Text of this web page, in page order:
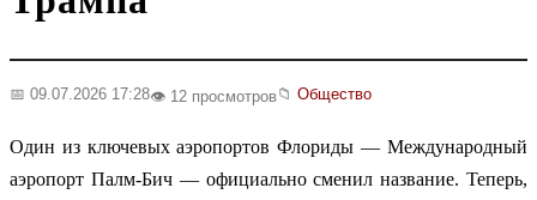
📅 09.07.2026 17:28👁️ 12 просмотров📁 Общество
Один из ключевых аэропортов Флориды — Международный
аэропорт Палм-Бич — официально сменил название. Теперь,